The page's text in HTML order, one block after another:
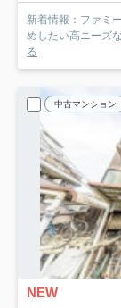
新着情報：ファミ
めしたい高ニーズ
る
中古マンション
NEW